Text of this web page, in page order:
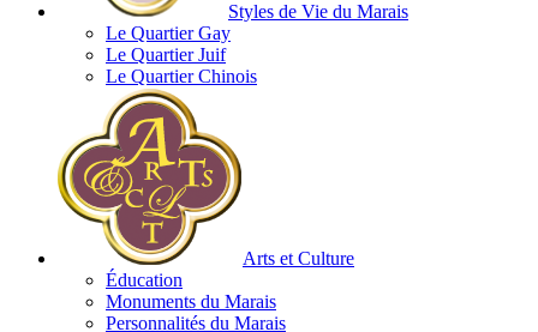
Styles de Vie du Marais
Le Quartier Gay
Le Quartier Juif
Le Quartier Chinois
Arts et Culture
Éducation
Monuments du Marais
Personnalités du Marais